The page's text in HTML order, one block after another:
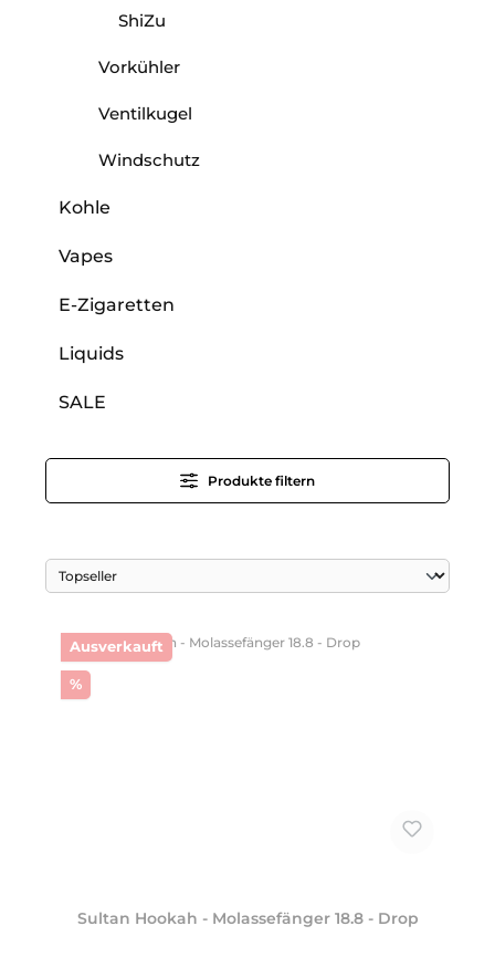
ShiZu
Vorkühler
Ventilkugel
Windschutz
Kohle
Vapes
E-Zigaretten
Liquids
SALE
Produkte filtern
Ausverkauft
%Rabatt
Sultan Hookah - Molassefänger 18.8 - Drop